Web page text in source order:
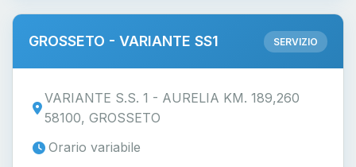
GROSSETO - VARIANTE SS1 SERVIZIO
VARIANTE S.S. 1 - AURELIA KM. 189,260
58100, GROSSETO
Orario variabile